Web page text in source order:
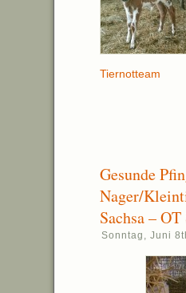
Tiernotteam
Gesunde
Nager/
Sachsa –
Sonntag, Juni